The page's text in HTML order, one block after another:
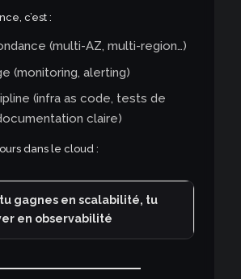
c’est :
(multi-AZ, multi-region…)
(monitoring, alerting)
(infra as code, tests de
claire)
dans le cloud :
gagnes en scalabilité, tu
en observabilité